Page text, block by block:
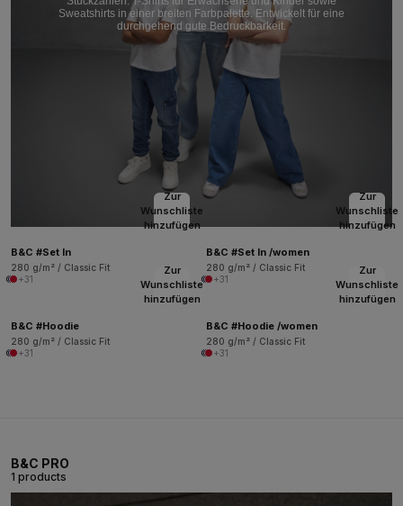
Sweatshirts in einer breiten Farbpalette. Entwickelt für eine
durchgehend gute Bedruckbarkeit.
Zur
Wunschliste
hinzufügen
B&C #Set In
280 g/m² / Classic Fit
+31
Zur
Wunschliste
hinzufügen
B&C #Set In /women
280 g/m² / Classic Fit
+31
Zur
Wunschliste
hinzufügen
B&C #Hoodie
280 g/m² / Classic Fit
+31
Zur
Wunschliste
hinzufügen
B&C #Hoodie /women
280 g/m² / Classic Fit
+31
B&C PRO
1 products